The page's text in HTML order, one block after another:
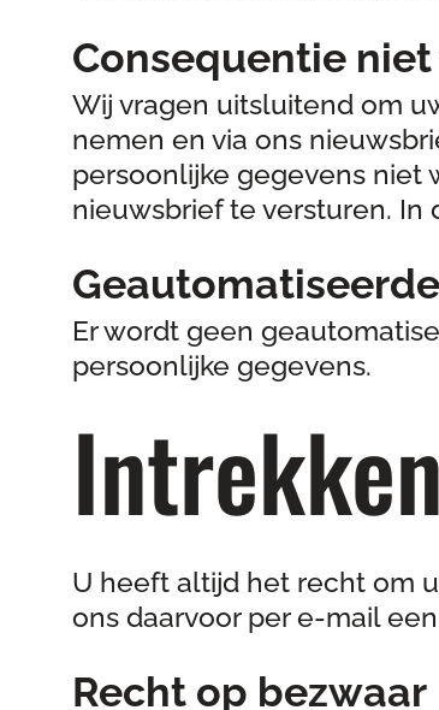
Consequentie
Wij vragen uitsluitend om
nemen en via ons
persoonlijke gegevens niet
nieuwsbrief te versturen.
Er wordt geen
persoonlijke gegevens.
U heeft altijd het recht om
ons daarvoor per e-mail
Recht op bezwaar